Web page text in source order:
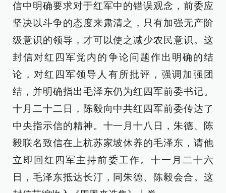
信中明确要求对于红军中的错误观念，前委应
坚决以斗争的态度来肃清之，只有加强无产阶
级意识的领导，才可以使之减少农民意识。这
封信对红四军党内的争论问题作出明确的结
论，对红四军领导人有所批评，强调加强团
结，并明确指出毛泽东仍为红四军前委书记。
十月二十二日，陈毅向中共红四军前委传达了
中央指示信的精神。十一月十八日，朱德、陈
毅联名致信在上杭苏家坡休养的毛泽东，请他
立即回红四军主持前委工作。十一月二十六
日，毛泽东抵达长汀，同朱德、陈毅会合。这